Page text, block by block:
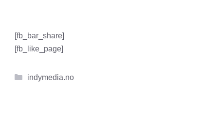
[fb_bar_share]
[fb_like_page]
Kategorier
indymedia.no